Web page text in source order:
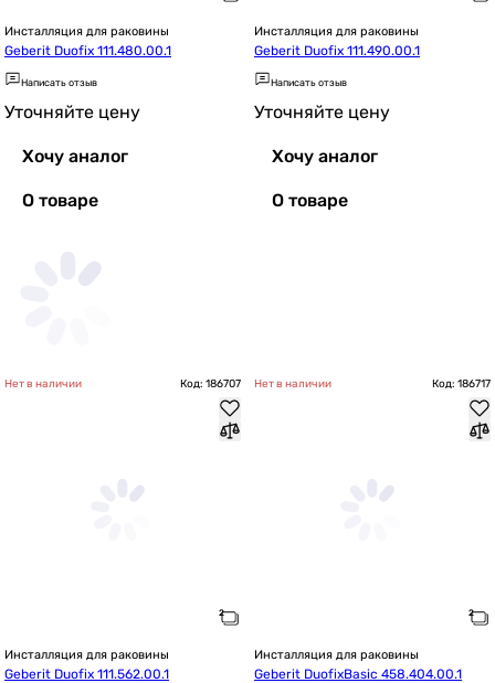
Инсталляция для раковины
Geberit Duofix 111.480.00.1
Написать отзыв
Уточняйте цену
Хочу аналог
О товаре
Инсталляция для раковины
Geberit Duofix 111.490.00.1
Написать отзыв
Уточняйте цену
Хочу аналог
О товаре
Нет в наличии Код: 186707
Инсталляция для раковины
Geberit Duofix 111.562.00.1
Нет в наличии Код: 186717
Инсталляция для раковины
Geberit DuofixBasic 458.404.00.1